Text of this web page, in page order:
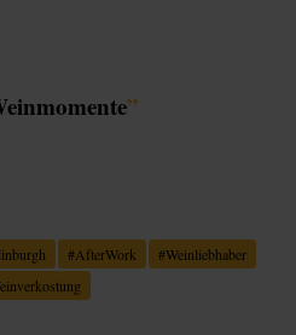
”
#AfterWork #Weinliebhaber